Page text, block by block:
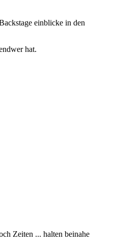
einblicke in den
hat.
Zeiten ... halten beinahe